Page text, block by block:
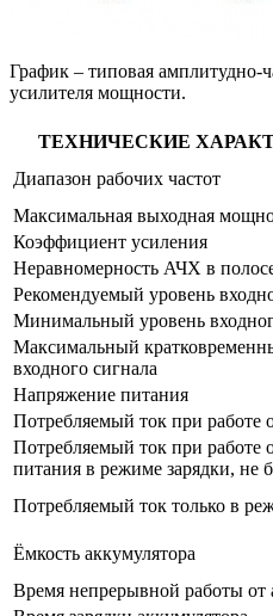
График – типовая амплитудно-
усилителя мощности.
ТЕХНИЧЕСКИЕ
Диапазон рабочих частот
Максимальная выходная
Коэффициент усиления
Неравномерность АЧХ в
Рекомендуемый уровень
Минимальный уровень
Максимальный
входного сигнала
Напряжение питания
Потребляемый ток при работе
Потребляемый ток при работе
питания в режиме зарядки, не
Потребляемый ток только в
Ёмкость аккумулятора
Время непрерывной работы от